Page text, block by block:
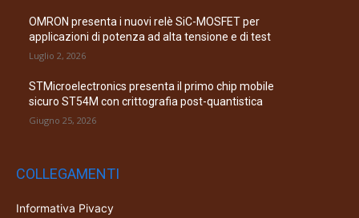
OMRON presenta i nuovi relè SiC-MOSFET per
applicazioni di potenza ad alta tensione e di test
Luglio 2, 2026
STMicroelectronics presenta il primo chip mobile
sicuro ST54M con crittografia post-quantistica
Giugno 25, 2026
COLLEGAMENTI
Informativa Pivacy